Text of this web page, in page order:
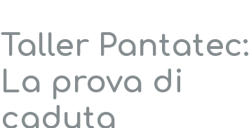
Taller Pantatec:
La prova di
caduta